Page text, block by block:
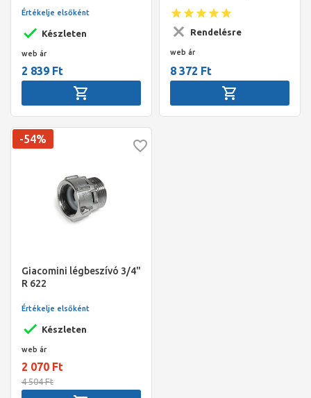
Készleten
Értékelje elsőként
web ár
2 839 Ft
Rendelésre
web ár
8 372 Ft
Giacomini légbeszívó 3/4"
R 622
-54%
Készleten
Értékelje elsőként
web ár
2 070 Ft
4 504 Ft